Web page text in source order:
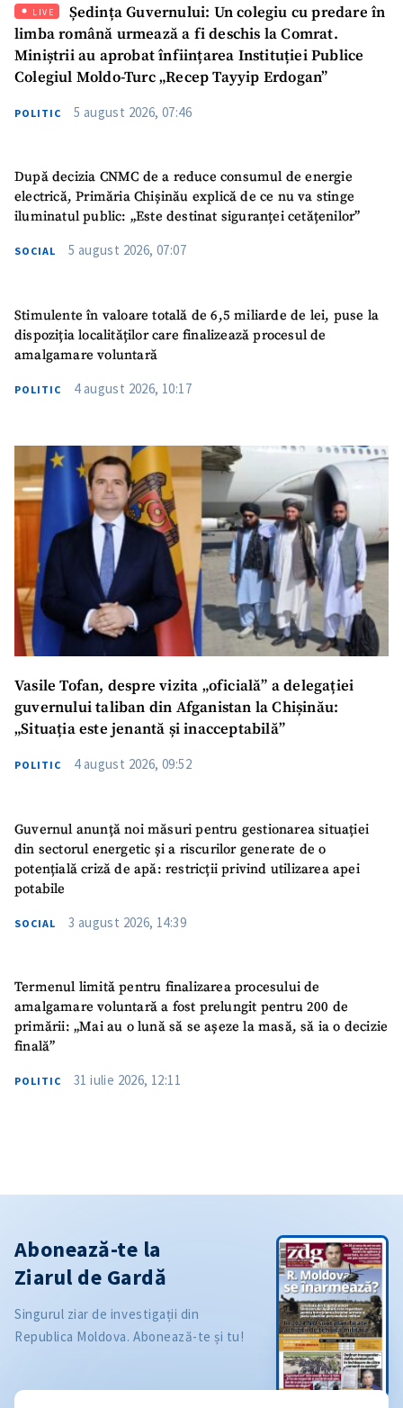
SUSȚINE
LIVE
Ședința Guvernului: Un colegiu cu predare în
limba română urmează a fi deschis la Comrat.
Miniștrii au aprobat înființarea Instituției Publice
Colegiul Moldo-Turc „Recep Tayyip Erdogan”
POLITIC 5 august 2026, 07:46
După decizia CNMC de a reduce consumul de energie
electrică, Primăria Chișinău explică de ce nu va stinge
iluminatul public: „Este destinat siguranței cetățenilor”
SOCIAL 5 august 2026, 07:07
Stimulente în valoare totală de 6,5 miliarde de lei, puse la
dispoziția localităților care finalizează procesul de
amalgamare voluntară
POLITIC 4 august 2026, 10:17
Vasile Tofan, despre vizita „oficială” a delegației
guvernului taliban din Afganistan la Chișinău:
„Situația este jenantă și inacceptabilă”
POLITIC 4 august 2026, 09:52
Guvernul anunță noi măsuri pentru gestionarea situației
din sectorul energetic și a riscurilor generate de o
potențială criză de apă: restricții privind utilizarea apei
potabile
SOCIAL 3 august 2026, 14:39
Termenul limită pentru finalizarea procesului de
amalgamare voluntară a fost prelungit pentru 200 de
primării: „Mai au o lună să se așeze la masă, să ia o decizie
finală”
POLITIC 31 iulie 2026, 12:11
Abonează-te la
Ziarul de Gardă
Singurul ziar de investigații din
Republica Moldova. Abonează-te și tu!
Mesajul știrei
+ Mesajul știrei
CONTACT SURSĂ
Sursă anonimă
Email+ Emailul meu
Telefon
acord cupolitica de
confidențialitate.